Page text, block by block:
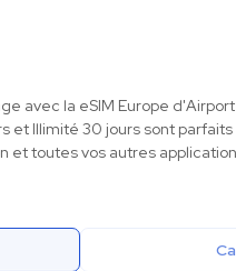
avec la eSIM Europe
et Illimité 30 jours sont
et toutes vos autres